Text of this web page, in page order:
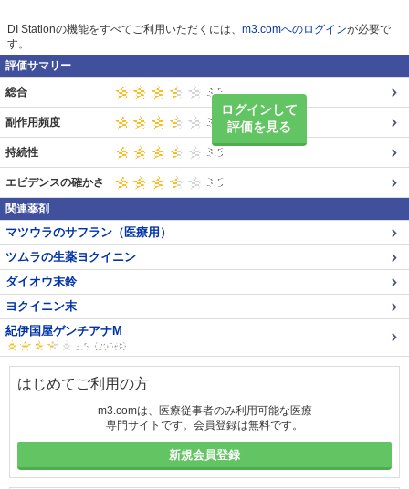
DI Stationの機能をすべてご利用いただくには、 m3.comへのログインが必要で
す。
評価サマリー
ログインして
評価を見る
総合
副作用頻度
持続性
エビデンスの確かさ
関連薬剤
マツウラのサフラン（医療用）
ツムラの生薬ヨクイニン
ダイオウ末鈴
ヨクイニン末
紀伊国屋ゲンチアナM
はじめてご利用の方
m3.comは、医療従事者のみ利用可能な医療
専門サイトです。会員登録は無料です。
新規会員登録